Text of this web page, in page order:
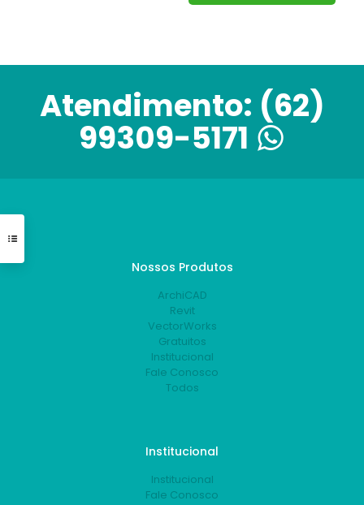
Atendimento: (62)
99309-5171
Nossos Produtos
ArchiCAD
Revit
VectorWorks
Gratuitos
Institucional
Fale Conosco
Todos
Institucional
Institucional
Fale Conosco